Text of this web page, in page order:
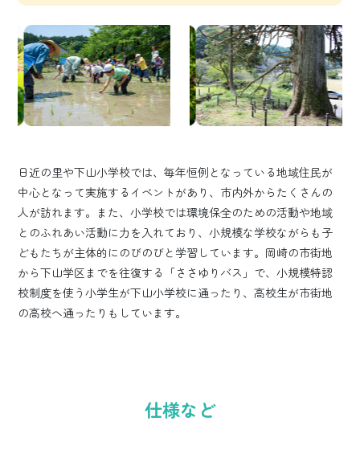
日近の里や下山小学校では、毎年恒例となっている地域住民が
中心となって実施するイベントがあり、市内外からたくさんの
人が訪れます。また、小学校では環境保全のための活動や地域
とのふれあい活動に力を入れており、小規模な学校ながらも子
どもたちが主体的にのびのびと学習しています。岡崎の市街地
から下山学区までを往復する「ささゆりバス」で、小規模特認
校制度を使う小学生が下山小学校に通ったり、高校生が市街地
の高校へ通ったりもしています。
仕様など